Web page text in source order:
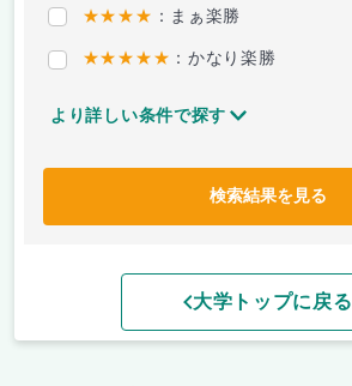
★★★★ ：まぁ楽勝
★★★★★ ：かなり楽勝
より詳しい条件で探す
検索結果を見る
大学トップに戻る